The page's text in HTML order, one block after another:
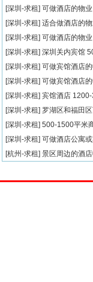
[深圳-求租] 可做酒店的物业
[深圳-求租] 适合做酒店的
[深圳-求租] 可做酒店的物业
[深圳-求租] 深圳关内宾馆
[深圳-求租] 可做宾馆酒店
[深圳-求租] 可做宾馆酒店
[深圳-求租] 宾馆酒店
[深圳-求租] 罗湖区和福田
[深圳-求租] 500-1500平米
[深圳-求租] 可做酒店公寓
[杭州-求租] 景区周边的酒